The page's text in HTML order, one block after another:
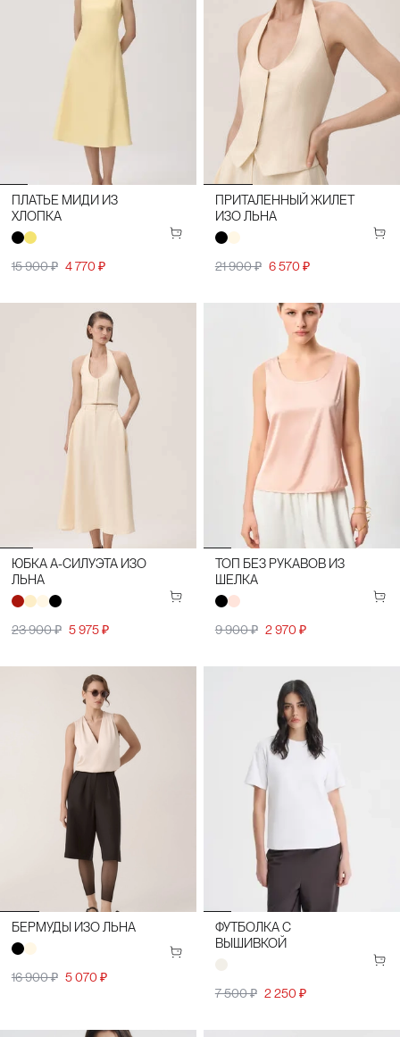
ПЛАТЬЕ МИДИ ИЗ
ХЛОПКА
15 900 ₽ 4 770 ₽
ПРИТАЛЕННЫЙ ЖИЛЕТ
ИЗО ЛЬНА
21 900 ₽ 6 570 ₽
ЮБКА A-СИЛУЭТА ИЗО
ЛЬНА
23 900 ₽ 5 975 ₽
ТОП БЕЗ РУКАВОВ ИЗ
ШЕЛКА
9 900 ₽ 2 970 ₽
БЕРМУДЫ ИЗО ЛЬНА
16 900 ₽ 5 070 ₽
ФУТБОЛКА С
ВЫШИВКОЙ
7 500 ₽ 2 250 ₽